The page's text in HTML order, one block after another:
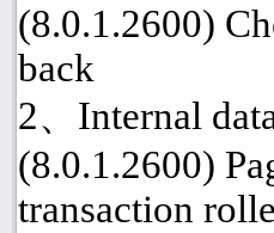
(8.0.1.2600)
back
2、Internal
(8.0.1.2600)
transaction